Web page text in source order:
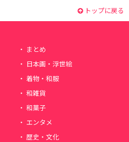
トップに戻る
まとめ
日本画・浮世絵
着物・和服
和雑貨
和菓子
エンタメ
歴史・文化